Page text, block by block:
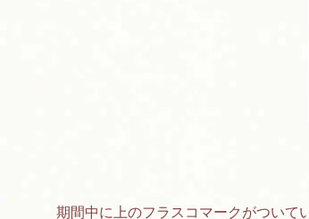
期間中に上のフラスコマークがついて